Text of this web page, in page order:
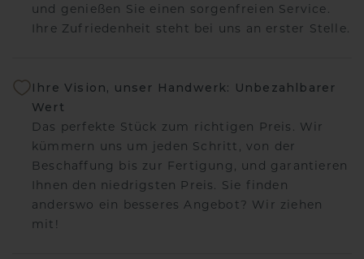
und genießen Sie einen sorgenfreien Service.
Ihre Zufriedenheit steht bei uns an erster Stelle.
Ihre Vision, unser Handwerk: Unbezahlbarer
Wert
Das perfekte Stück zum richtigen Preis. Wir
kümmern uns um jeden Schritt, von der
Beschaffung bis zur Fertigung, und garantieren
Ihnen den niedrigsten Preis. Sie finden
anderswo ein besseres Angebot? Wir ziehen
mit!